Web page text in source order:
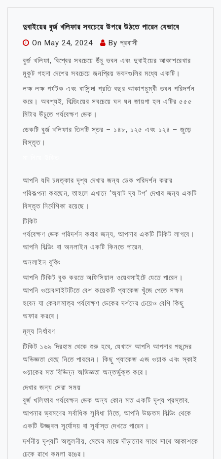
দুবাইয়ের বুর্জ খলিফার সবচেয়ে উপরে উঠতে পারেন যেভাবে
On May 24, 2024 By প্রবাসী
বুর্জ খলিফা, বিশ্বের সবচেয়ে উঁচু ভবন এবং দুবাইয়ের আকাশরেখার
মুকুট গহনা দেশের সবচেয়ে জনপ্রিয় ভবনগুলির মধ্যে একটি।
লক্ষ লক্ষ পর্যটক এবং বাসিন্দা প্রতি বছর আকাশচুম্বী ভবন পরিদর্শন
করে। অবশ্যই, বিল্ডিংয়ের সবচেয়ে ঘন ঘন জায়গা হল এটির ৫৫৫
মিটার উঁচুতে পর্যবেক্ষণ ডেক।
ডেকটি বুর্জ খলিফার তিনটি স্তর – ১৪৮, ১২৫ এবং ১২৪ – জুড়ে
বিস্তৃত।
আপনি যদি চমত্কার দৃশ্য দেখার জন্য ডেক পরিদর্শন করার
পরিকল্পনা করছেন, তাহলে এখানে ‘অ্যাট দ্য টপ’ দেখার জন্য একটি
বিস্তৃত নির্দেশিকা রয়েছে।
টিকিট
পর্যবেক্ষণ ডেক পরিদর্শন করার জন্য, আপনার একটি টিকিট লাগবে।
আপনি বিল্ডিং বা অনলাইন একটি কিনতে পারেন.
অনলাইন বুকিং
আপনি টিকিট বুক করতে অফিসিয়াল ওয়েবসাইটে যেতে পারেন।
আপনি ওয়েবসাইটটিতে বেশ কয়েকটি প্যাকেজ খুঁজে পেতে সক্ষম
হবেন যা কেবলমাত্র পর্যবেক্ষণ ডেকের দর্শনের চেয়েও বেশি কিছু
অফার করবে।
মূল্য নির্ধারণ
টিকিট ১৬৯ দিরহাম থেকে শুরু হবে, যেখানে আপনি আপনার পছন্দের
অভিজ্ঞতা বেছে নিতে পারবেন। কিছু প্যাকেজ এজ ওয়াক এবং স্কাই
ওয়াকের মত বিভিন্ন অভিজ্ঞতা অন্তর্ভুক্ত করে।
দেখার জন্য সেরা সময়
বুর্জ খলিফার পর্যবেক্ষন ডেক অন্য কোন মত একটি দৃশ্য প্রস্তাব.
আপনার ভ্রমণের সর্বাধিক সুবিধা নিতে, আপনি উচ্চতম বিল্ডিং থেকে
একটি উজ্জ্বল সূর্যোদয় বা সূর্যাস্ত দেখতে পারেন।
দর্শনীয় দৃশ্যটি অতুলনীয়, মেঘের মাঝে দাঁড়ানোর সাথে সাথে আকাশকে
ঢেকে রাখে কমলা রঙের।